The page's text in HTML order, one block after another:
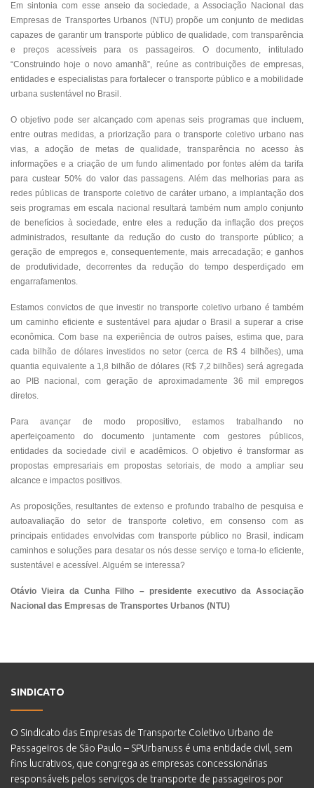
Em sintonia com esse anseio da sociedade, a Associação Nacional das
Empresas de Transportes Urbanos (NTU) propõe um conjunto de medidas
capazes de garantir um transporte público de qualidade, com transparência
e preços acessíveis para os passageiros. O documento, intitulado
“Construindo hoje o novo amanhã”, reúne as contribuições de empresas,
entidades e especialistas para fortalecer o transporte público e a mobilidade
urbana sustentável no Brasil.
O objetivo pode ser alcançado com apenas seis programas que incluem,
entre outras medidas, a priorização para o transporte coletivo urbano nas
vias, a adoção de metas de qualidade, transparência no acesso às
informações e a criação de um fundo alimentado por fontes além da tarifa
para custear 50% do valor das passagens. Além das melhorias para as
redes públicas de transporte coletivo de caráter urbano, a implantação dos
seis programas em escala nacional resultará também num amplo conjunto
de benefícios à sociedade, entre eles a redução da inflação dos preços
administrados, resultante da redução do custo do transporte público; a
geração de empregos e, consequentemente, mais arrecadação; e ganhos
de produtividade, decorrentes da redução do tempo desperdiçado em
engarrafamentos.
Estamos convictos de que investir no transporte coletivo urbano é também
um caminho eficiente e sustentável para ajudar o Brasil a superar a crise
econômica. Com base na experiência de outros países, estima que, para
cada bilhão de dólares investidos no setor (cerca de R$ 4 bilhões), uma
quantia equivalente a 1,8 bilhão de dólares (R$ 7,2 bilhões) será agregada
ao PIB nacional, com geração de aproximadamente 36 mil empregos
diretos.
Para avançar de modo propositivo, estamos trabalhando no
aperfeiçoamento do documento juntamente com gestores públicos,
entidades da sociedade civil e acadêmicos. O objetivo é transformar as
propostas empresariais em propostas setoriais, de modo a ampliar seu
alcance e impactos positivos.
As proposições, resultantes de extenso e profundo trabalho de pesquisa e
autoavaliação do setor de transporte coletivo, em consenso com as
principais entidades envolvidas com transporte público no Brasil, indicam
caminhos e soluções para desatar os nós desse serviço e torna-lo eficiente,
sustentável e acessível. Alguém se interessa?
Otávio Vieira da Cunha Filho – presidente executivo da Associação
Nacional das Empresas de Transportes Urbanos (NTU)
SINDICATO
O Sindicato das Empresas de Transporte Coletivo Urbano de
Passageiros de São Paulo – SPUrbanuss é uma entidade civil, sem
fins lucrativos, que congrega as empresas concessionárias
responsáveis pelos serviços de transporte de passageiros por